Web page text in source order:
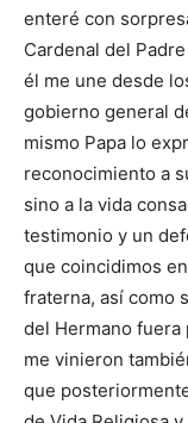
enteré con
Cardenal del
él me une desde
gobierno general
mismo Papa lo
reconocimiento a
sino a la vida
testimonio y un
que coincidimos
fraterna, así como
del Hermano fuera
me vinieron
que